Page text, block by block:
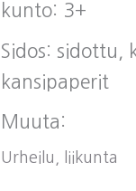
kunto: 3+
Sidos: sidottu,
kansipaperit
Muuta:
Urheilu, liikunta